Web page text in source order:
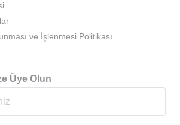
ve İşlenmesi Politikası
Üye Olun